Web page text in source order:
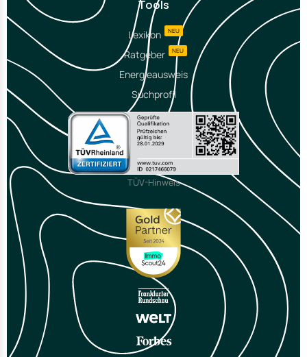
Tools
Lexikon NEU
Ratgeber NEU
Energieausweis
Suchprofil
TÜV-Hinweis